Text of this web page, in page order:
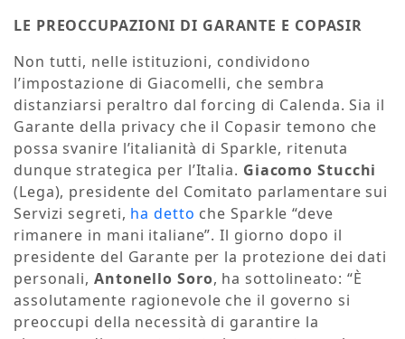
LE PREOCCUPAZIONI DI GARANTE E COPASIR
Non tutti, nelle istituzioni, condividono
l’impostazione di Giacomelli, che sembra
distanziarsi peraltro dal forcing di Calenda. Sia il
Garante della privacy che il Copasir temono che
possa svanire l’italianità di Sparkle, ritenuta
dunque strategica per l’Italia. Giacomo Stucchi
(Lega), presidente del Comitato parlamentare sui
Servizi segreti, ha detto che Sparkle “deve
rimanere in mani italiane”. Il giorno dopo il
presidente del Garante per la protezione dei dati
personali, Antonello Soro, ha sottolineato: “È
assolutamente ragionevole che il governo si
preoccupi della necessità di garantire la